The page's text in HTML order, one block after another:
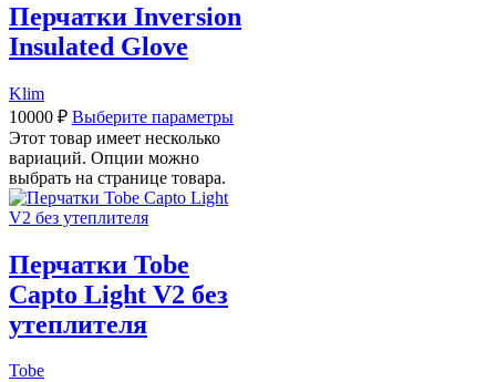
Перчатки Inversion
Insulated Glove
Klim
10000 ₽ Выберите параметры
Этот товар имеет несколько
вариаций. Опции можно
выбрать на странице товара.
Перчатки Tobe
Capto Light V2 без
утеплителя
Tobe